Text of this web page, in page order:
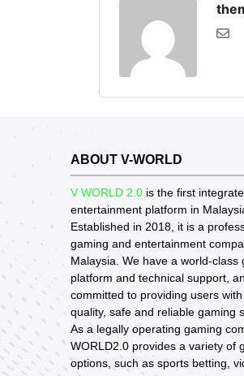
ABOUT V-WORLD
V WORLD 2.0 is the first
entertainment platform in
Established in 2018, it is a
gaming and entertainment
Malaysia. We have a world-class
platform and technical support,
committed to providing users
quality, safe and reliable gaming
As a legally operating gaming
WORLD2.0 provides a variety of
options, such as sports betting,